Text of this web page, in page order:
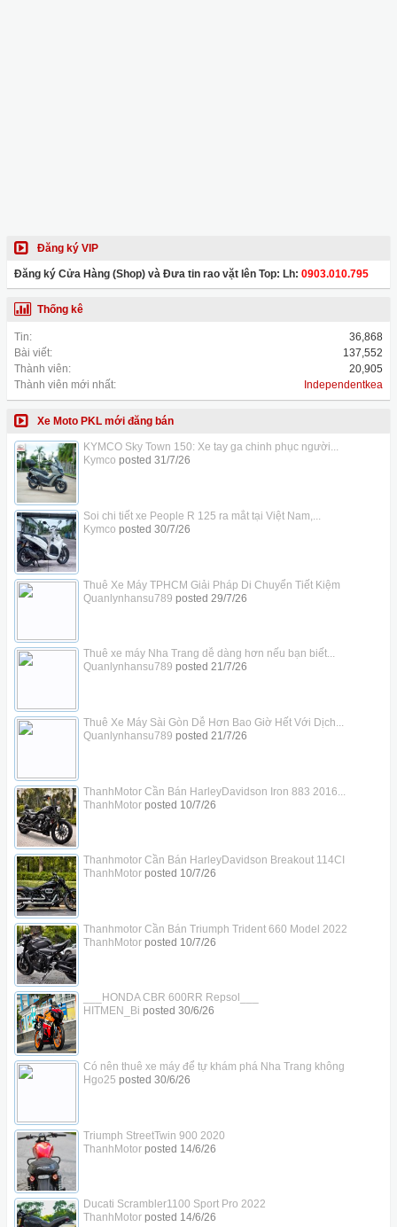
Đăng ký VIP
Đăng ký Cửa Hàng (Shop) và Đưa tin rao vặt lên Top: Lh: 0903.010.795
Thống kê
Tin:
36,868
Bài viết:
137,552
Thành viên:
20,905
Thành viên mới nhất:
Independentkea
Xe Moto PKL mới đăng bán
KYMCO Sky Town 150: Xe tay ga chinh phục người...
Kymco posted 31/7/26
Soi chi tiết xe People R 125 ra mắt tại Việt Nam,...
Kymco posted 30/7/26
Thuê Xe Máy TPHCM Giải Pháp Di Chuyển Tiết Kiệm
Quanlynhansu789 posted 29/7/26
Thuê xe máy Nha Trang dễ dàng hơn nếu bạn biết...
Quanlynhansu789 posted 21/7/26
Thuê Xe Máy Sài Gòn Dễ Hơn Bao Giờ Hết Với Dịch...
Quanlynhansu789 posted 21/7/26
ThanhMotor Cần Bán HarleyDavidson Iron 883 2016...
ThanhMotorposted 10/7/26
Thanhmotor Cần Bán HarleyDavidson Breakout 114CI
ThanhMotorposted 10/7/26
Thanhmotor Cần Bán Triumph Trident 660 Model 2022
ThanhMotorposted 10/7/26
___HONDA CBR 600RR Repsol___
HITMEN_Bi posted 30/6/26
Có nên thuê xe máy để tự khám phá Nha Trang không
Hgo25 posted 30/6/26
Triumph StreetTwin 900 2020
ThanhMotorposted 14/6/26
Ducati Scrambler1100 Sport Pro 2022
ThanhMotorposted 14/6/26